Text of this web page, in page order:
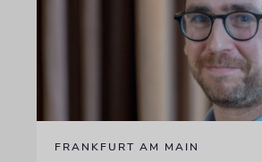
FRANKFURT AM MAIN